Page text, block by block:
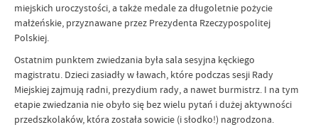
miejskich uroczystości, a także medale za długoletnie pożycie
małżeńskie, przyznawane przez Prezydenta Rzeczypospolitej
Polskiej.
Ostatnim punktem zwiedzania była sala sesyjna kęckiego
magistratu. Dzieci zasiadły w ławach, które podczas sesji Rady
Miejskiej zajmują radni, prezydium rady, a nawet burmistrz. I na tym
etapie zwiedzania nie obyło się bez wielu pytań i dużej aktywności
przedszkolaków, która została sowicie (i słodko!) nagrodzona.